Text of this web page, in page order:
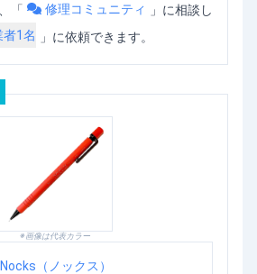
「 修理コミュニティ 」 に相談し
者1名 」に依頼できます。
※画像は代表カラー
Nocks（ノックス）